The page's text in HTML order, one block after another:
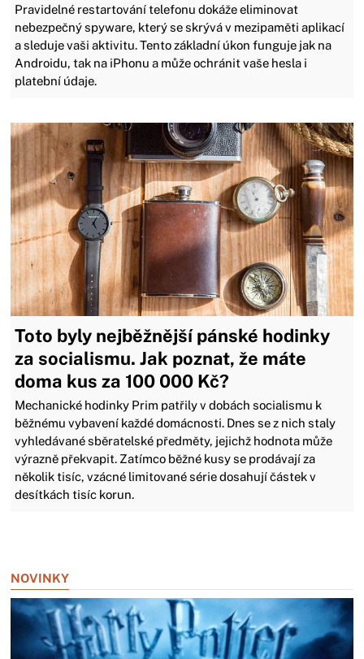
Pravidelné restartování telefonu dokáže eliminovat
nebezpečný spyware, který se skrývá v mezipaměti aplikací
a sleduje vaši aktivitu. Tento základní úkon funguje jak na
Androidu, tak na iPhonu a může ochránit vaše hesla i
platební údaje.
Toto byly nejběžnější pánské hodinky
za socialismu. Jak poznat, že máte
doma kus za 100 000 Kč?
Mechanické hodinky Prim patřily v dobách socialismu k
běžnému vybavení každé domácnosti. Dnes se z nich staly
vyhledávané sběratelské předměty, jejichž hodnota může
výrazně překvapit. Zatímco běžné kusy se prodávají za
několik tisíc, vzácné limitované série dosahují částek v
desítkách tisíc korun.
NOVINKY